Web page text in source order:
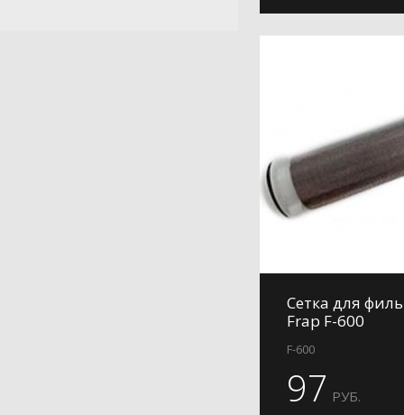
Сетка для
Frap F-600
F-600
97 РУБ.